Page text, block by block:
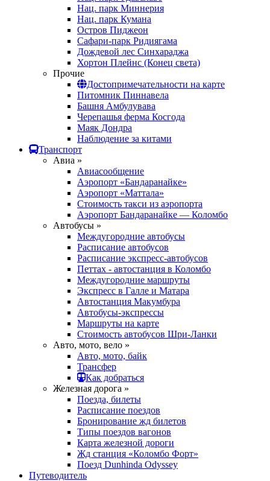
Нац. парк Миннерия
Нац. парк Кумана
Остров Пиджеон
Сафари-парк Ридиягама
Дождевой лес Синхараджа
Хортон Плейнс (Конец света)
Прочие
Достопримечательности на карте
Питомник Пиннавела
Башня Амбулувава
Черепашья ферма Косгода
Маяк Дондра
Наблюдение за китами
Транспорт
Авиа »
Авиасообщение
Аэропорт «Бандаранайке»
Аэропорт «Маттала»
Стоимость такси из аэропорта
Аэропорт Бандаранайке — Коломбо
Автобусы »
Междугородние автобусы
Расписание автобусов
Расписание экспресс-автобусов
Петтах - автостанция в Коломбо
Междугородние маршруты
Экспресс в Галле и Матара
Автостанция Макумбура
Автобусы-экспрессы
Маршруты на карте
Стоимость автобусов Шри-Ланки
Авто, мото, вело »
Авто, мото, байк
Трансфер
Как добраться
Железная дорога »
Поезда, билеты
Расписание поездов
Бронирование жд билетов
Типы поездов вагонов
Карта железной дороги
Жд станция «Коломбо Форт»
Поезд Dunhinda Odyssey
Путеводитель